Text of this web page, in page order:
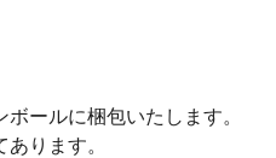
ールに梱包いたします。
ります。